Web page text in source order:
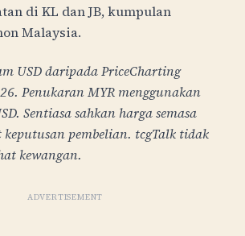
di KL dan JB, kumpulan
Malaysia.
USD daripada PriceCharting
Penukaran MYR menggunakan
Sentiasa sahkan harga semasa
keputusan pembelian. tcgTalk tidak
kewangan.
ADVERTISEMENT